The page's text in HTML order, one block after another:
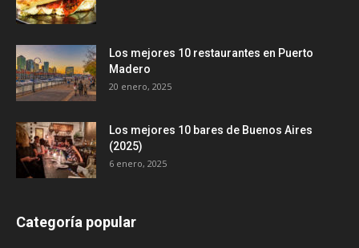
Los mejores 10 restaurantes en Puerto
Madero
20 enero, 2025
Los mejores 10 bares de Buenos Aires
(2025)
6 enero, 2025
Categoría popular